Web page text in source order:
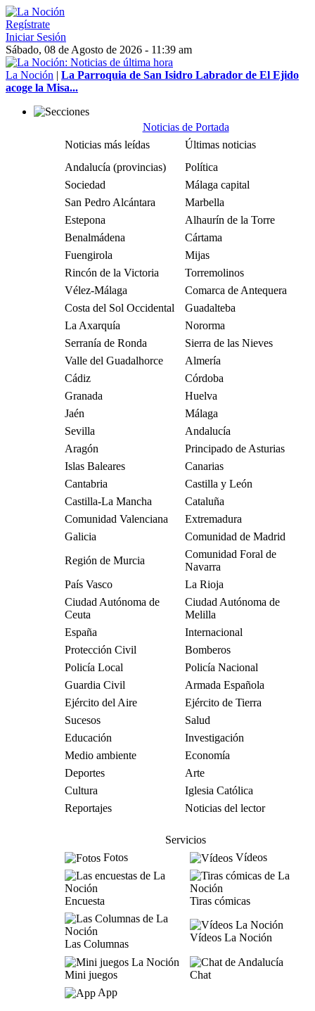
Regístrate
Iniciar Sesión
Sábado, 08 de Agosto de 2026 - 11:39 am
La Noción | La Parroquia de San Isidro Labrador de El Ejido
acoge la Misa...
Noticias de Portada
Noticias más leídas
Últimas noticias
Andalucía (provincias)
Política
Sociedad
Málaga capital
San Pedro Alcántara
Marbella
Estepona
Alhaurín de la Torre
Benalmádena
Cártama
Fuengirola
Mijas
Rincón de la Victoria
Torremolinos
Vélez-Málaga
Comarca de Antequera
Costa del Sol Occidental
Guadalteba
La Axarquía
Nororma
Serranía de Ronda
Sierra de las Nieves
Valle del Guadalhorce
Almería
Cádiz
Córdoba
Granada
Huelva
Jaén
Málaga
Sevilla
Andalucía
Aragón
Principado de Asturias
Islas Baleares
Canarias
Cantabria
Castilla y León
Castilla-La Mancha
Cataluña
Comunidad Valenciana
Extremadura
Galicia
Comunidad de Madrid
Región de Murcia
Comunidad Foral de
Navarra
País Vasco
La Rioja
Ciudad Autónoma de
Ceuta
Ciudad Autónoma de
Melilla
España
Internacional
Protección Civil
Bomberos
Policía Local
Policía Nacional
Guardia Civil
Armada Española
Ejército del Aire
Ejército de Tierra
Sucesos
Salud
Educación
Investigación
Medio ambiente
Economía
Deportes
Arte
Cultura
Iglesia Católica
Reportajes
Noticias del lector
Servicios
Fotos
Vídeos
Encuesta Tiras cómicas
Las Columnas
Vídeos La Noción
Mini juegos
Chat
App